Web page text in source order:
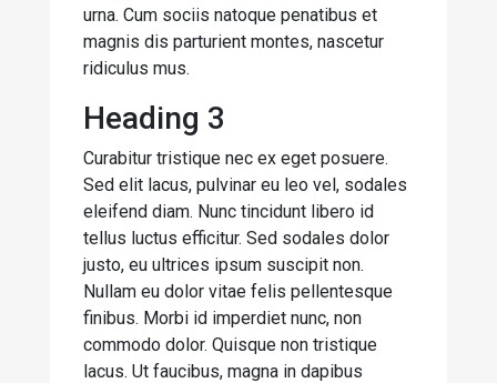
urna. Cum sociis natoque penatibus et
magnis dis parturient montes, nascetur
ridiculus mus.
Heading 3
Curabitur tristique nec ex eget posuere.
Sed elit lacus, pulvinar eu leo vel, sodales
eleifend diam. Nunc tincidunt libero id
tellus luctus efficitur. Sed sodales dolor
justo, eu ultrices ipsum suscipit non.
Nullam eu dolor vitae felis pellentesque
finibus. Morbi id imperdiet nunc, non
commodo dolor. Quisque non tristique
lacus. Ut faucibus, magna in dapibus